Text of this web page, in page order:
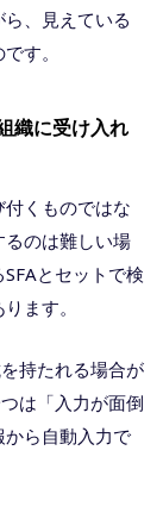
、見えている
す。
織に受け入れ
くものではな
のは難しい場
とセットで検
ます。
持たれる場合が
は「入力が面倒
ら自動入力で